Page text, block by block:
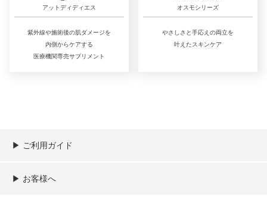
アットディディエス
紫外線や施術後の肌ダメージを
内側からケアする
医療機関専売サプリメント
オスモシリーズ
やさしさと手応えの両立を
叶えたスキンケア
▶︎ ご利用ガイド
ご利用ガイド
決済／配送／送料について
取り扱い商品一覧
顧客情報の取扱について
特定商取引法の表記
▶︎ お客様へ